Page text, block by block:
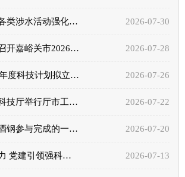
关于汛期严禁各类涉水活动强化安全防范的通告 2026-07-30
市科技局组织召开嘉峪关市2026年度科技计划项目立项评审会议 2026-07-28
嘉峪关市2026年度科技计划拟立项项目公示 2026-07-26
嘉峪关市与省科技厅举行厅市工作会商座谈会 2026-07-22
【企业科技】酒钢参与完成的一科技项目荣获国家科学技术奖 2026-07-20
联学共建聚合力 党建引领强科技——嘉峪关市与中核四0四公司科技系统党支部联合开展聚力共建“强科技... 2026-07-13